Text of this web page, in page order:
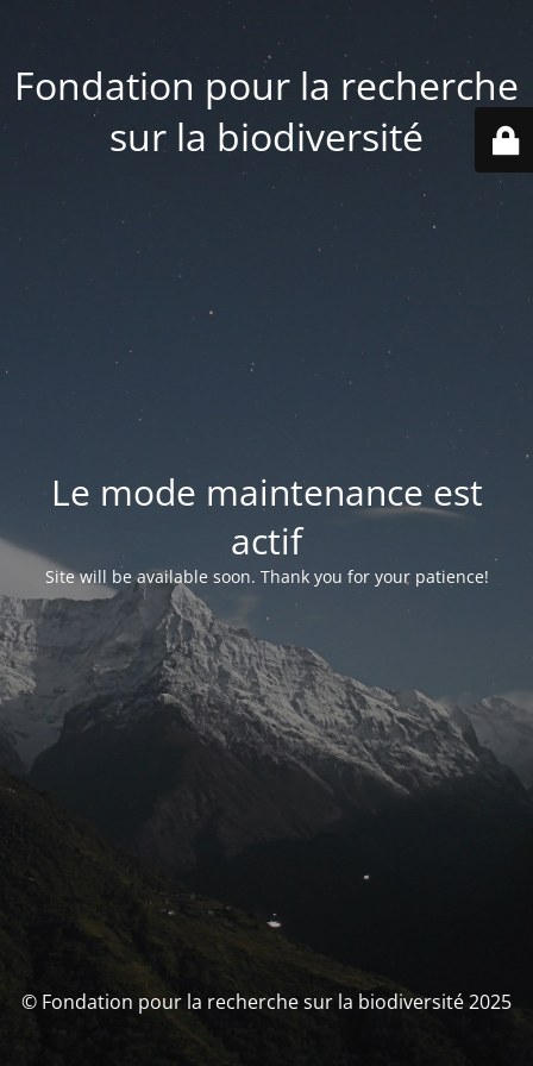
Fondation pour la recherche
sur la biodiversité
Le mode maintenance est
actif
Site will be available soon. Thank you for your patience!
© Fondation pour la recherche sur la biodiversité 2025